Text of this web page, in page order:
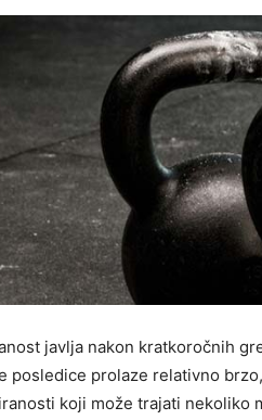
javlja nakon kratkoročnih
posledice prolaze relativno
koji može trajati nekoliko